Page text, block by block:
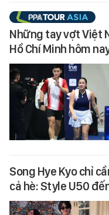
Những tay vợt Việt
Hồ Chí Minh hôm
Song Hye Kyo chỉ
cả hè: Style U50